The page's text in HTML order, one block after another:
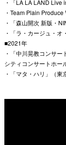
・「LA LA LAND Live
・Team Plain
・「森山開次 新版・
・「ラ・カージュ・
■2021年
・「中川晃教コンサ
シティコンサートホー
・「マタ・ハリ」（東